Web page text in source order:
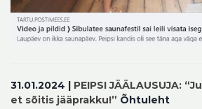
31.01.2024 | PEIPSI JÄÄLAUSUJA:
et sõitis jääprakku!” Õhtuleht